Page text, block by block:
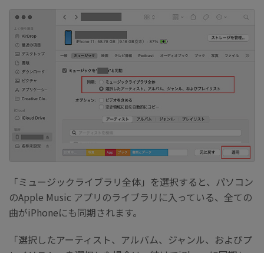
「ミュージックライブラリ全体」を選択すると、パソコン
のApple Music アプリのライブラリに入っている、全ての
曲がiPhoneにも同期されます。
「選択したアーティスト、アルバム、ジャンル、およびプ